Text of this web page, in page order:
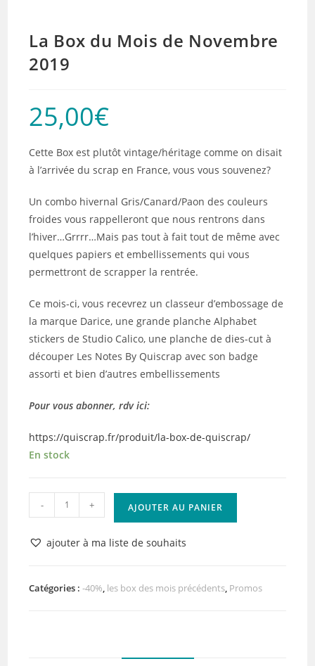
La Box du Mois de Novembre
2019
25,00€
Cette Box est plutôt vintage/héritage comme on disait
à l’arrivée du scrap en France, vous vous souvenez?
Un combo hivernal Gris/Canard/Paon des couleurs
froides vous rappelleront que nous rentrons dans
l’hiver…Grrrr…Mais pas tout à fait tout de même avec
quelques papiers et embellissements qui vous
permettront de scrapper la rentrée.
Ce mois-ci, vous recevrez un classeur d’embossage de
la marque Darice, une grande planche Alphabet
stickers de Studio Calico, une planche de dies-cut à
découper Les Notes By Quiscrap avec son badge
assorti et bien d’autres embellissements
Pour vous abonner, rdv ici:
https://quiscrap.fr/produit/la-box-de-quiscrap/
En stock
quantité
de
La
Mois
- + AJOUTER AU PANIER
ajouter à ma liste de souhaits
Catégories :-40% les box des mois précédents Promos